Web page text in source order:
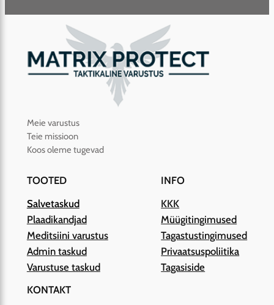
Meie varustus
Teie missioon
Koos oleme tugevad
TOOTED
Salvetaskud
Plaadikandjad
Meditsiini varustus
Admin taskud
Varustuse taskud
INFO
KKK
Müügitingimused
Tagastustingimused
Privaatsuspoliitika
Tagasiside
KONTAKT